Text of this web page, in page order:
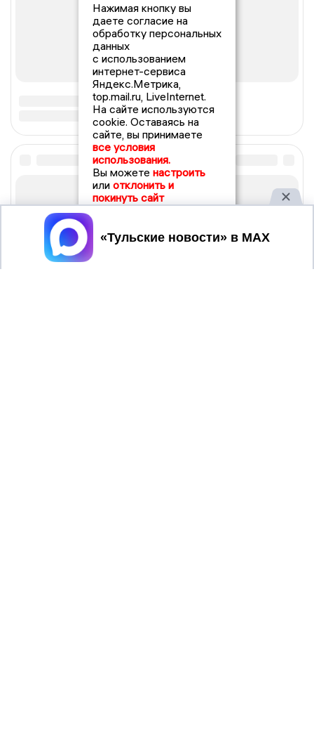
Нажимая кнопку вы
даете согласие на
обработку персональных
данных
с использованием
интернет-сервиса
Яндекс.Метрика,
top.mail.ru, LiveInternet.
На сайте используются
cookie. Оставаясь на
сайте, вы принимаете
все условия
использования.
Вы можете настроить
или отклонить и
покинуть сайт
Принять